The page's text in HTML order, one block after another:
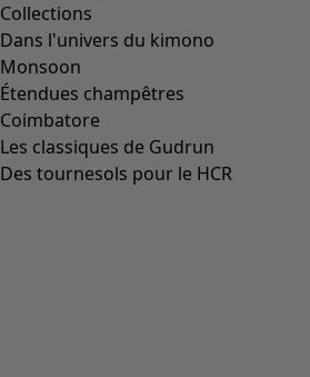
Collections
Dans l'univers du kimono
Monsoon
Étendues champêtres
Coimbatore
Les classiques de Gudrun
Des tournesols pour le HCR